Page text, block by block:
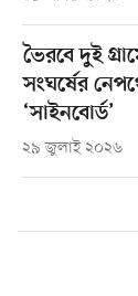
ভৈরবে দুই
সংঘর্ষের
‘সাইনবোর্ড’
২৯ জুলাই ২০২৬